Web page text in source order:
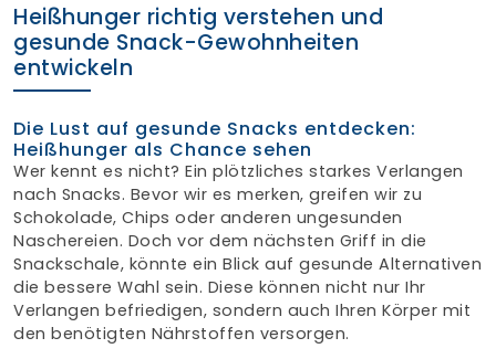
Heißhunger richtig verstehen und
gesunde Snack-Gewohnheiten
entwickeln
Die Lust auf gesunde Snacks entdecken:
Heißhunger als Chance sehen
Wer kennt es nicht? Ein plötzliches starkes Verlangen
nach Snacks. Bevor wir es merken, greifen wir zu
Schokolade, Chips oder anderen ungesunden
Naschereien. Doch vor dem nächsten Griff in die
Snackschale, könnte ein Blick auf gesunde Alternativen
die bessere Wahl sein. Diese können nicht nur Ihr
Verlangen befriedigen, sondern auch Ihren Körper mit
den benötigten Nährstoffen versorgen.